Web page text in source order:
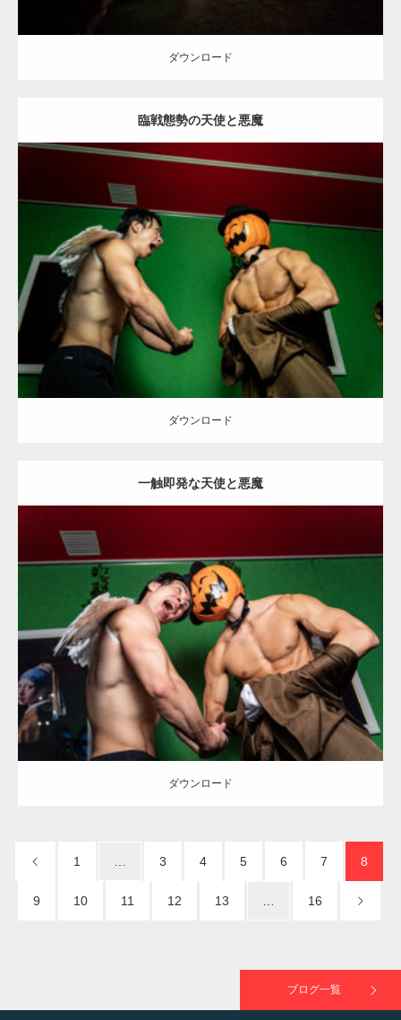
ダウンロード
臨戦態勢の天使と悪魔
Update:2023.02.11
Category:ハロウィンのマッチョ その他 SOSUKEAKIHITO(細マッチ
ョ)
姫路 (兵庫)
ダウンロード
ダウンロード
一触即発な天使と悪魔
Update:2023.02.11
Category: ハロウィンのマッチョ その他 AKIHITO(細マッチョ)
SOSUKE 大胸筋 上腕二頭筋 姫路 (兵庫)
ダウンロード
ダウンロード
1 3 4 5 6 7 8
9 10 11 12 13 16
ブログ一覧
【YouTube】マッチョフリー素材メンバーが
【TV】TBS番組「ひるおび」にてマッスルプ
ラスが紹介されま…
TOKYO FMラジオ番組「ONE MORNING」
で紹介さ…
た（6/8放送）